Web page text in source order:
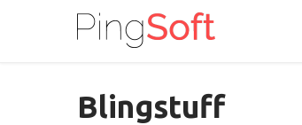
Blingstuff